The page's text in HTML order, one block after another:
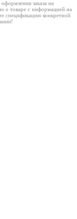
заказа на
о товаре с информацией на
спецификацию конкретной